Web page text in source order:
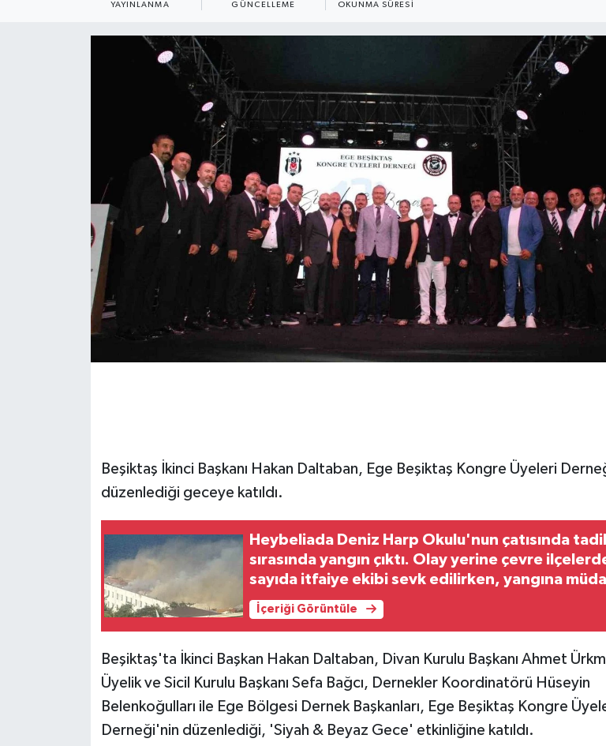
YAYINLANMA GÜNCELLEME OKUNMA SÜRESI
Beşiktaş İkinci Başkanı Hakan Daltaban, Ege Beşiktaş Kongre Üyeleri
düzenlediği geceye katıldı.
Heybeliada Deniz Harp Okulu'nun çatısında
sırasında yangın çıktı. Olay yerine çevre
sayıda itfaiye ekibi sevk edilirken, yangına
devam ediyor.
İçeriği Görüntüle
Beşiktaş'ta İkinci Başkan Hakan Daltaban, Divan Kurulu Başkanı Ahmet
Üyelik ve Sicil Kurulu Başkanı Sefa Bağcı, Dernekler Koordinatörü Hüseyin
Belenkoğulları ile Ege Bölgesi Dernek Başkanları, Ege Beşiktaş Kongre
Derneği'nin düzenlediği, 'Siyah & Beyaz Gece' etkinliğine katıldı.
EKONOMİ
English News
Flaş Haber
İş Dünyası
Jandarma
KÜLTÜR SANAT